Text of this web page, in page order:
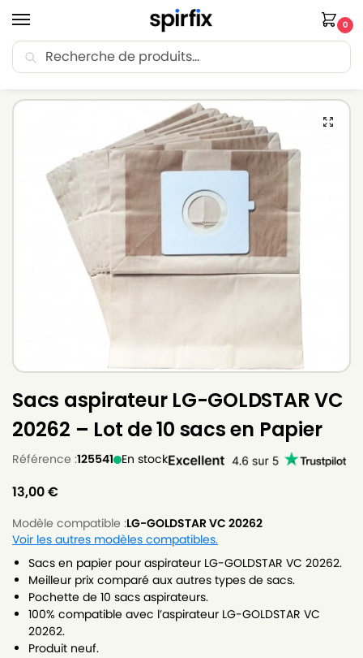
0
🚚 Livraison Point Relais offerte dès 30€ d’achat.
Sacs aspirateur LG-GOLDSTAR VC
20262 – Lot de 10 sacs en Papier
Référence :125541 En stock
13,00€
Modèle compatible :LG-GOLDSTAR VC 20262
Voir les autres modèles compatibles.
Sacs en papier pour aspirateur LG-GOLDSTAR VC 20262.
Meilleur prix comparé aux autres types de sacs.
Pochette de 10 sacs aspirateurs.
100% compatible avec l’aspirateur LG-GOLDSTAR VC
20262.
Produit neuf.